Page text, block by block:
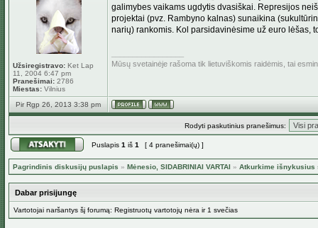
Užsiregistravo: Ket Lap
11, 2004 6:47 pm
Pranešimai: 2786
Miestas: Vilnius
galimybes vaikams ugdytis dvasiškai. Represijos
projektai (pvz. Rambyno kalnas) sunaikina
narių) rankomis. Kol parsidavinėsime už euro lėšas,
Mūsų svetainėje rašoma tik lietuviškomis raidėmis, tai
Pir Rgp 26, 2013 3:38 pm
Rodyti paskutinius pranešimus:
Puslapis 1 iš 1 [ 4 pranešimai(ų) ]
Pagrindinis diskusijų puslapis » Mėnesio, SIDABRINIAI VARTAI » Atkurkime išnykusius
Dabar prisijungę
Vartotojai naršantys šį forumą: Registruotų vartotojų nėra ir 1 svečias